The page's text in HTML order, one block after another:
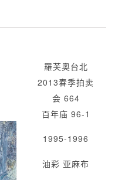
羅芙奧台北
2013春季拍卖
会 664
百年庙 96-1
1995-1996
油彩 亚麻布